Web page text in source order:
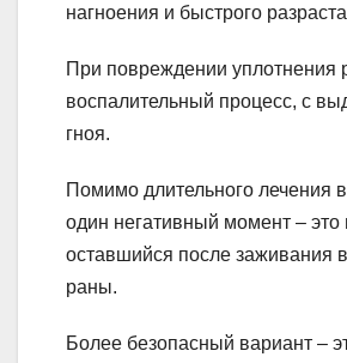
нагноения и быстрого
При повреждении уплотнения
воспалительный процесс, с
гноя.
Помимо длительного лечения
один негативный момент –
оставшийся после заживания
раны.
Более безопасный вариант –